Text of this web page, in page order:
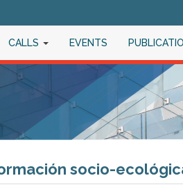
CALLS EVENTS
socio-